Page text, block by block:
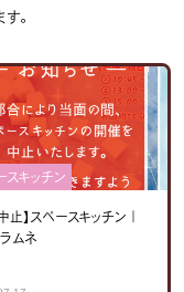
。
スキッチン
止】スペースキッチン｜
ムネ